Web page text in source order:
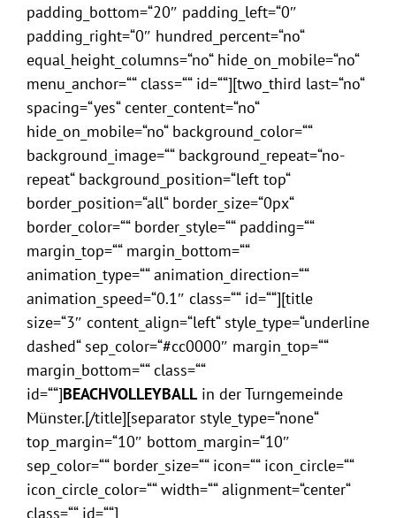
padding_bottom=“20″ padding_left=“0″
padding_right=“0″ hundred_percent=“no“
equal_height_columns=“no“ hide_on_mobile=“no“
menu_anchor=““ class=““ id=““][two_third last=“no“
spacing=“yes“ center_content=“no“
hide_on_mobile=“no“ background_color=““
background_image=““ background_repeat=“no-
repeat“ background_position=“left top“
border_position=“all“ border_size=“0px“
border_color=““ border_style=““ padding=““
margin_top=““ margin_bottom=““
animation_type=““ animation_direction=““
animation_speed=“0.1″ class=““ id=““][title
size=“3″ content_align=“left“ style_type=“underline
dashed“ sep_color=“#cc0000″ margin_top=““
margin_bottom=““ class=““
id=““]BEACHVOLLEYBALL in der Turngemeinde
Münster.[/title][separator style_type=“none“
top_margin=“10″ bottom_margin=“10″
sep_color=““ border_size=““ icon=““ icon_circle=““
icon_circle_color=““ width=““ alignment=“center“
class=““ id=““]